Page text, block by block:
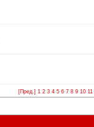
[Пред.] 1 2 3 4 5 6 7 8 9 10 11